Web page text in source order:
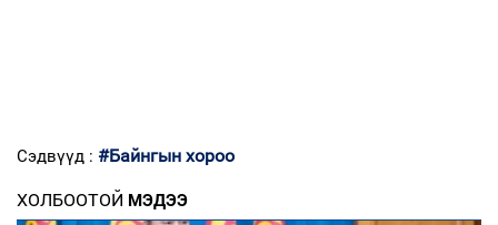
Сэдвүүд : #Байнгын хороо
ХОЛБООТОЙ МЭДЭЭ